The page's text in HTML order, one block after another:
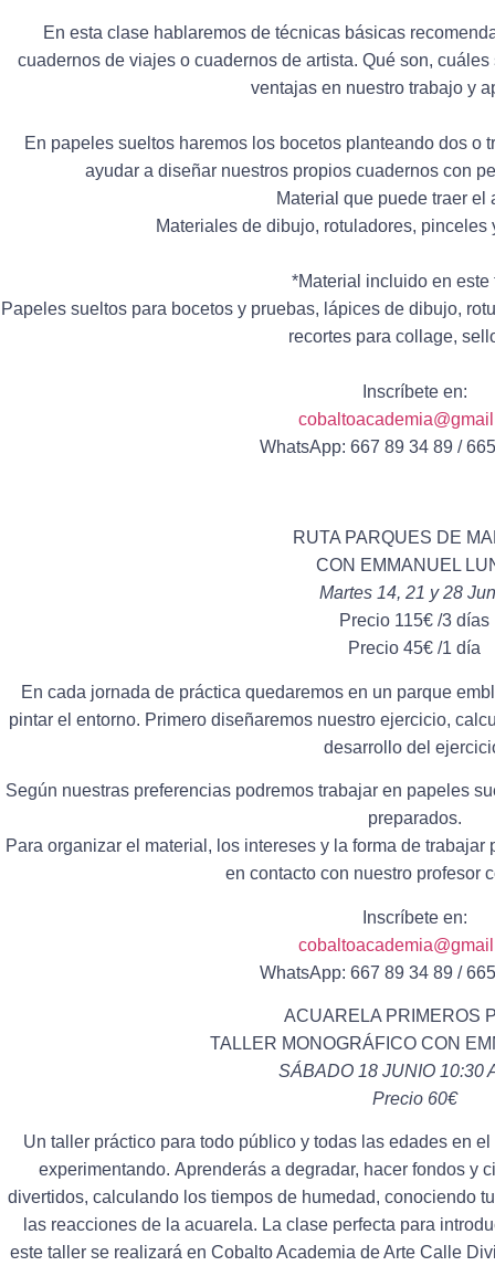
En esta clase hablaremos de técnicas básicas
cuadernos de viajes o cuadernos de artista. Qué son,
ventajas en nuestro trabajo y
En papeles sueltos haremos los bocetos planteando dos o
ayudar a diseñar nuestros propios cuadernos con
Material que puede traer el
Materiales de dibujo, rotuladores, pinceles
*Material incluido en este
Papeles sueltos para bocetos y pruebas, lápices de dibujo,
recortes para collage,
Inscríbete en:
WhatsApp: 667 89 34 89 /
RUTA PARQUES DE
CON EMMANUEL
Martes 14, 21 y 28
Precio 115€ /3 días
Precio 45€ /1 día
En cada jornada de práctica quedaremos en un parque
pintar el entorno. Primero diseñaremos nuestro ejercicio,
desarrollo del
Según nuestras preferencias podremos trabajar en papeles
preparados.
Para organizar el material, los intereses y la forma de
en contacto con nuestro profesor
Inscríbete en:
WhatsApp: 667 89 34 89 /
ACUARELA PRIMEROS
TALLER MONOGRÁFICO CON
SÁBADO 18 JUNIO 10:30
Precio 60€
Un taller práctico para todo público y todas las edades en
experimentando. Aprenderás a degradar, hacer fondos y
divertidos, calculando los tiempos de humedad, conociendo
las reacciones de la acuarela. La clase perfecta para
este taller se realizará en Cobalto Academia de Arte Calle